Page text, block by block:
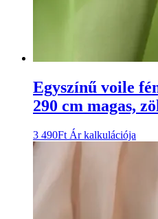
Egyszínű voile
290 cm magas,
3 490Ft Ár kalkulációja